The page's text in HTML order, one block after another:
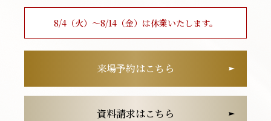
8/4（火）〜8/14（金）は休業いたします。
来場予約はこちら
資料請求はこちら